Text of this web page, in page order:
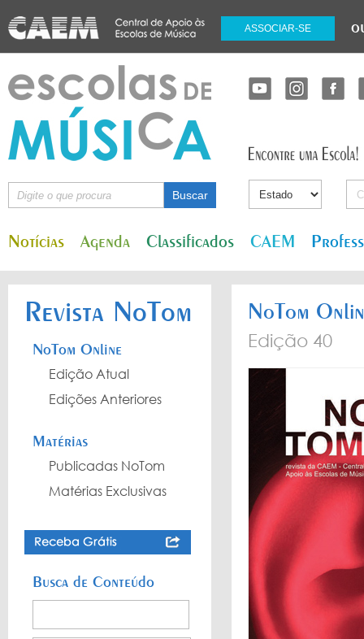
ASSOCIAR-SE
Notícias Agenda Classificados CAEM
Revista NoTom
NoTom Online
Edição Atual
Edições Anteriores
Matérias
Publicadas NoTom
Matérias Exclusivas
Busca de Conteúdo
NoTom
Edição 40